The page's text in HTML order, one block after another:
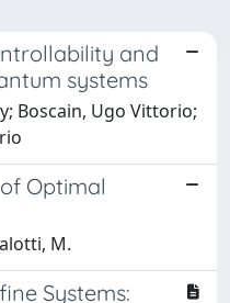
and
systems
Boscain, Ugo Vittorio;
Optimal
M.
Systems: